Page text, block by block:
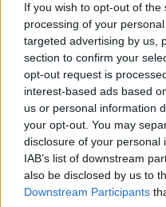
If you wish to opt-out of
processing of your
targeted advertising by us,
section to confirm your
opt-out request is
interest-based ads based
us or personal information
your opt-out. You may
disclosure of your personal
IAB’s list of downstream
also be disclosed by us to
Downstream Participants
accertato la presenza
capo romano di “Forza
Quest’ultimo si
sottoposto al regime
Insieme a lui,
di spicco della
Nazionale”, nata dalle
nazionale, movimento
ricostituzione del